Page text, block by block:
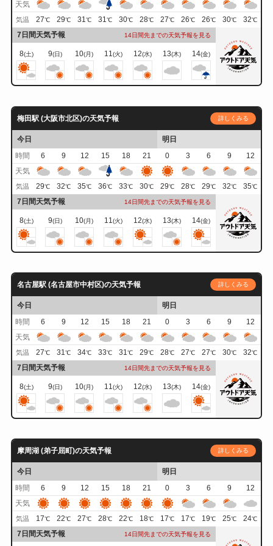
天気
気温 27℃ 29℃ 31℃ 31℃ 30℃ 28℃ 27℃ 26℃ 26℃ 30℃ 32℃
7日間天気予報 14日間先までの天気予報を見る
8(土) 9(日) 10(月) 11(火) 12(水) 13(木) 14(金)
梅田駅 (大阪市北区)の天気予報 詳しくみる
今日
明日
時間
6 9 12 15 18 21 0 3 6 9
12
天気
気温 29℃ 32℃ 35℃ 36℃ 33℃ 30℃ 29℃ 28℃ 29℃ 32℃ 35℃
7日間天気予報 14日間先までの天気予報を見る
8(土) 9(日) 10(月) 11 (火) 12(水) 13(木) 14(金)
名古屋駅 (名古屋市中村区)の天気予報 詳しくみる
今日
明日
時間
6 9 12 15 18 21 0 3 6 9
12
天気
気温 27℃ 31℃ 34℃ 33℃ 31℃ 29℃ 28℃ 27℃ 27℃ 30℃ 32℃
7日間天気予報 14日間先までの天気予報を見る
8(土) 9(日) 10(月) 11(火) 12(水) 13(木) 14(金)
摩周湖 (弟子屈町)の天気予報 詳しくみる
今日
明日
時間
6 9 12 15 18 21 0 3 6 9
12
天気
気温 17℃ 22℃ 27℃ 28℃ 22℃ 18℃ 17℃ 17℃ 19℃ 25℃ 24℃
7日間天気予報 14日間先までの天気予報を見る